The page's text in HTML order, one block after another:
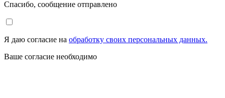
Спасибо, сообщение отправлено
Я даю согласие на обработку своих персональных данных.
Ваше согласие необходимо